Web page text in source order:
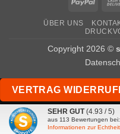
ÜBER UNS
Copyright 2026 ©
VERTRAG
SEHR GUT (4.93 / 5)
aus 113 Bewertungen
Informationen zur